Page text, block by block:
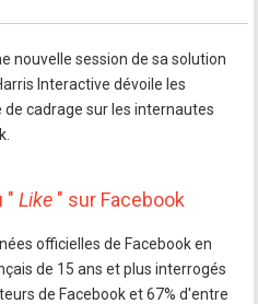
nouvelle session de sa solution
Interactive dévoile les
cadrage sur les internautes
" Like " sur Facebook
officielles de Facebook en
de 15 ans et plus interrogés
de Facebook et 67% d'entre